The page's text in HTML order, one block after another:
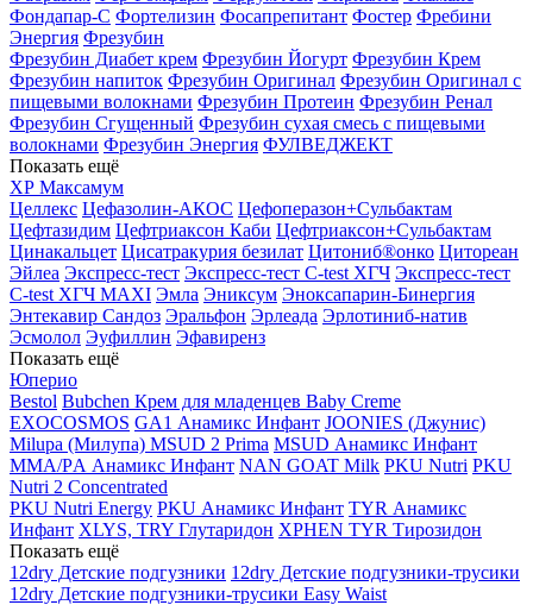
Фондапар-С Фортелизин Фосапрепитант Фостер Фребини
Энергия Фрезубин
Фрезубин Диабет крем Фрезубин Йогурт Фрезубин Крем
Фрезубин напиток Фрезубин Оригинал Фрезубин Оригинал с
пищевыми волокнами Фрезубин Протеин Фрезубин Ренал
Фрезубин Сгущенный Фрезубин сухая смесь с пищевыми
волокнами Фрезубин Энергия ФУЛВЕДЖЕКТ
Показать ещё
ХР Максамум
Целлекс Цефазолин-АКОС Цефоперазон+Сульбактам
Цефтазидим Цефтриаксон Каби Цефтриаксон+Сульбактам
Цинакальцет Цисатракурия безилат Цитониб®онко Цитореан
Эйлеа Экспресс-тест Экспресс-тест C-test ХГЧ Экспресс-тест
C-test ХГЧ MAXI Эмла Эниксум Эноксапарин-Бинергия
Энтекавир Сандоз Эральфон Эрлеада Эрлотиниб-натив
Эсмолол Эуфиллин Эфавиренз
Показать ещё
Юперио
Bestol Bubchen Крем для младенцев Baby Creme
EXOCOSMOS GA1 Анамикс Инфант JOONIES (Джунис)
Milupa (Милупа) MSUD 2 Prima MSUD Анамикс Инфант
MМА/PА Анамикс Инфант NAN GOAT Milk PKU Nutri PKU
Nutri 2 Concentrated
PKU Nutri Energy PKU Анамикс Инфант TYR Анамикс
Инфант XLYS, TRY Глутаридон XPHEN TYR Тирозидон
Показать ещё
12dry Детские подгузники 12dry Детские подгузники-трусики
12dry Детские подгузники-трусики Easy Waist